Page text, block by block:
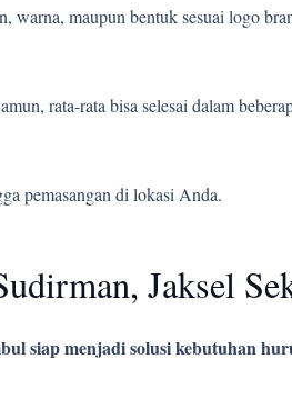
warna, maupun bentuk sesuai logo
rata-rata bisa selesai dalam
pemasangan di lokasi Anda.
Jaksel
siap menjadi solusi kebutuhan